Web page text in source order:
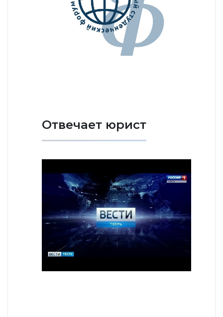
Отвечает юрист